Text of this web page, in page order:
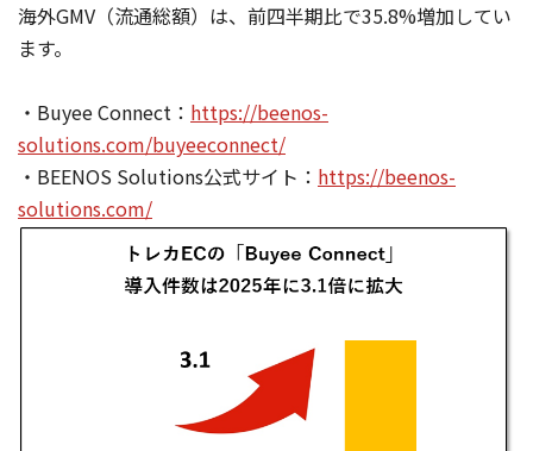
海外GMV（流通総額）は、前四半期比で35.8%増加してい
ます。
・Buyee Connect： https://beenos-
solutions.com/buyeeconnect/
・BEENOS Solutions公式サイト： https://beenos-
solutions.com/